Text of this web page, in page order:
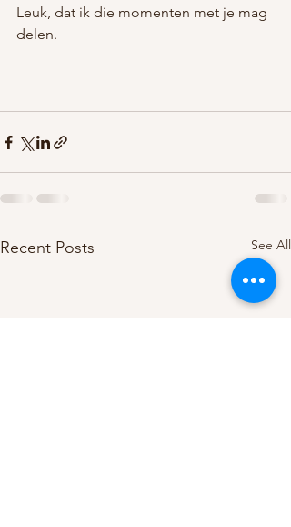
Leuk, dat ik die momenten met je mag
delen.
Recent Posts See All